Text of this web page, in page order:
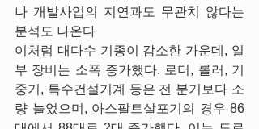
나 개발사업의 지연과도 무관치 않다는
분석도 나온다
이처럼 대다수 기종이 감소한 가운데, 일
부 장비는 소폭 증가했다. 로더, 롤러, 기
중기, 특수건설기계 등은 전 분기보다 소
량 늘었으며, 아스팔트살포기의 경우 86